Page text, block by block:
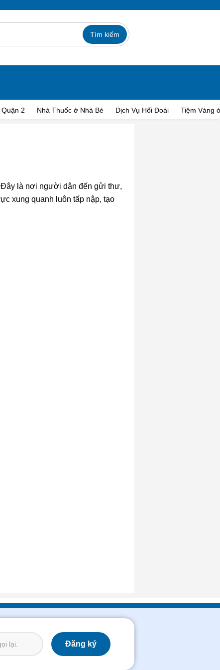
2 Nhà Thuốc ở Nhà Bè Dịch Vụ Hối Đoái Tiệm Vàng
Đây là nơi người dân đến gửi thư,
xung quanh luôn tấp nập, tạo